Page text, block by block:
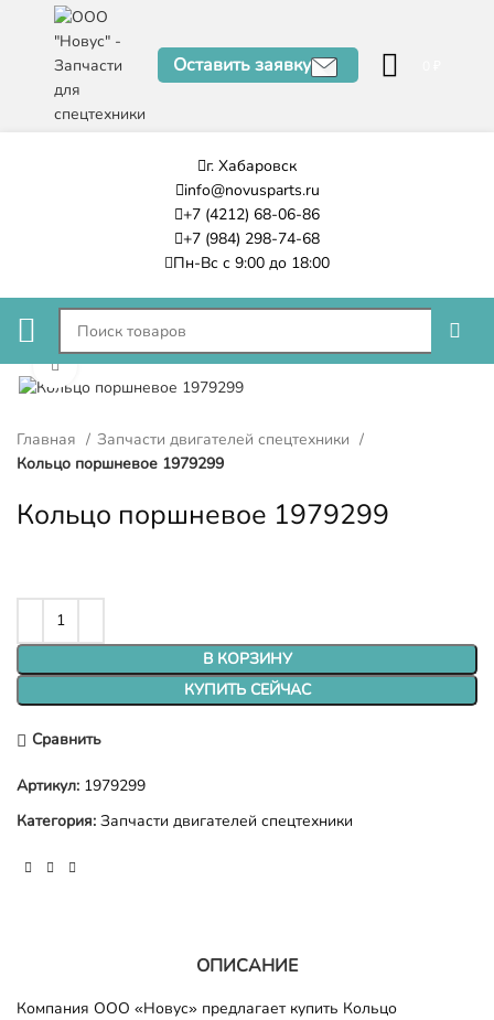
Оставить заявку
г. Хабаровск
info@novusparts.ru
+7 (4212) 68-06-86
+7 (984) 298-74-68
Пн-Вс с 9:00 до 18:00
Нажмите, чтобы увеличить
Главная
Запчасти двигателей спецтехники
Кольцо поршневое 1979299
Кольцо поршневое 1979299
В КОРЗИНУ
КУПИТЬ СЕЙЧАС
Сравнить
Артикул: 1979299
Категория: Запчасти двигателей спецтехники
ОПИСАНИЕ
Компания ООО «Новус» предлагает купить Кольцо